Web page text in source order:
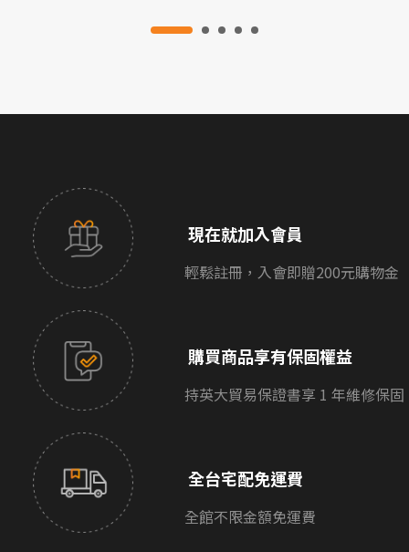
現在就加入會員
輕鬆註冊，入會即贈200元購物金
購買商品享有保固權益
持英大貿易保證書享 1 年維修保固
全台宅配免運費
全館不限金額免運費